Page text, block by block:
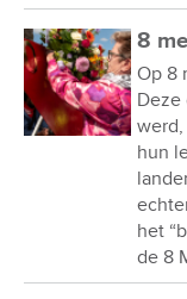
8
Op 8
Deze
hun
het
de 8